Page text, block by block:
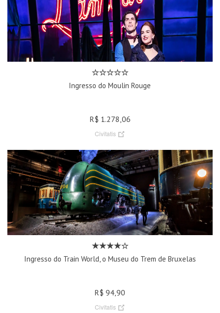
Ingresso do Moulin Rouge
R$ 1.278,06
Civitatis
Ingresso do Train World, o Museu do Trem de Bruxelas
R$ 94,90
Civitatis